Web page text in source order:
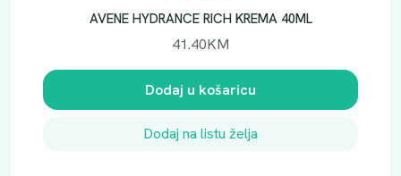
AVENE HYDRANCE RICH KREMA 40ML
41.40KM
Dodaj u košaricu
Dodaj na listu želja